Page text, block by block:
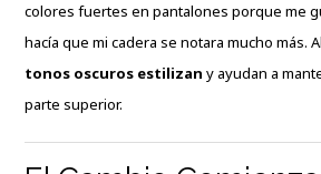
colores fuertes en pantalones porque me
hacía que mi cadera se notara mucho más.
tonos oscuros estilizan y ayudan a
parte superior.